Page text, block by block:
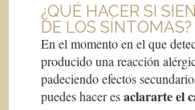
¿QUÉ HACER SI
DE LOS SÍNTOMAS?
En el momento en el que
producido una reacción
padeciendo efectos
puedes hacer esaclararte el